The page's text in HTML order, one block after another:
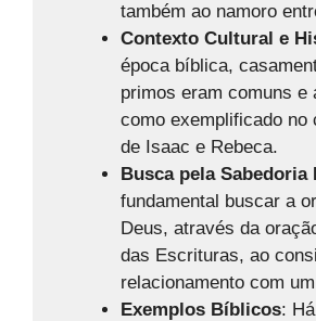
também ao namoro
Contexto Cultural e
época bíblica,
primos eram comuns e
como exemplificado no
de Isaac e Rebeca.
Busca pela Sabedoria
fundamental buscar a
Deus, através da
das Escrituras, ao
relacionamento com
Exemplos Bíblicos: